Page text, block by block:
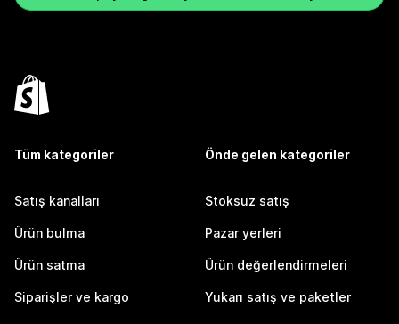
Tüm kategoriler
Satış kanalları
Ürün bulma
Ürün satma
Siparişler ve kargo
Önde gelen kategoriler
Stoksuz satış
Pazar yerleri
Ürün değerlendirmeleri
Yukarı satış ve paketler